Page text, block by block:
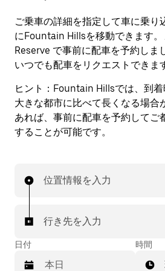
ご乗車の詳細を指定して車に乗り
にFountain Hillsを移動できます
Reserve で事前に配車を予約しま
いつでも配車をリクエストできま
ヒント： Fountain Hillsでは、到
大きな都市に比べて長くなる場合
あれば、事前に配車を予約してご
することが可能です。
位置情報を入力
行き先を入力
日付 時間